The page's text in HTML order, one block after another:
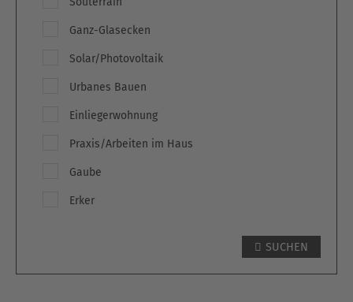
Ganz-Glasecken
Solar/Photovoltaik
Urbanes Bauen
Einliegerwohnung
Praxis/Arbeiten im Haus
Gaube
Erker
SUCHEN